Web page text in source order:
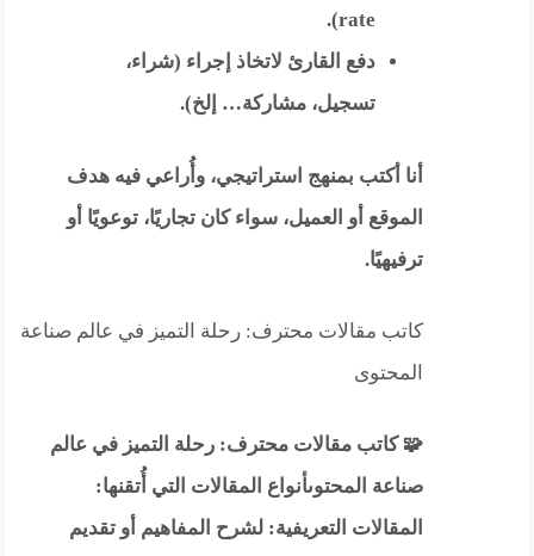
rate).
دفع القارئ لاتخاذ إجراء (شراء،
تسجيل، مشاركة… إلخ).
أنا أكتب بمنهج استراتيجي، وأُراعي فيه هدف
الموقع أو العميل، سواء كان تجاريًا، توعويًا أو
ترفيهيًا.
كاتب مقالات محترف: رحلة التميز في عالم صناعة
المحتوى
🧩 كاتب مقالات محترف: رحلة التميز في عالم
صناعة المحتوىأنواع المقالات التي أُتقنها:
المقالات التعريفية: لشرح المفاهيم أو تقديم